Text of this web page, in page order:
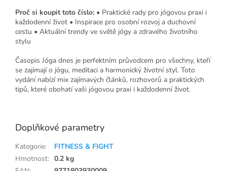
Proč si koupit toto číslo: • Praktické rady pro jógovou praxi i
každodenní život • Inspirace pro osobní rozvoj a duchovní
cestu • Aktuální trendy ve světě jógy a zdravého životního
stylu
Časopis Jóga dnes je perfektním průvodcem pro všechny, kteří
se zajímají o jógu, meditaci a harmonický životní styl. Toto
vydání nabízí mix zajímavých článků, rozhovorů a praktických
tipů, které obohatí vaši jógovou praxi i každodenní život.
Doplňkové parametry
Kategorie:
FITNESS & FIGHT
Hmotnost: 0.2 kg